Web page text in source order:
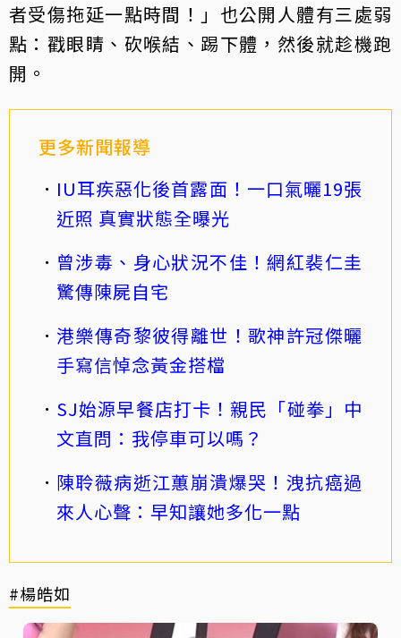
者受傷拖延一點時間！」也公開人體有三處弱
點：戳眼睛、砍喉結、踢下體，然後就趁機跑
開。
更多新聞報導
IU耳疾惡化後首露面！一口氣曬19張
近照 真實狀態全曝光
曾涉毒、身心狀況不佳！網紅裴仁圭
驚傳陳屍自宅
港樂傳奇黎彼得離世！歌神許冠傑曬
手寫信悼念黃金搭檔
SJ始源早餐店打卡！親民「碰拳」中
文直問：我停車可以嗎？
陳聆薇病逝江蕙崩潰爆哭！洩抗癌過
來人心聲：早知讓她多化一點
#楊皓如